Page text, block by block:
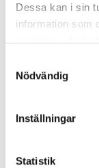
Dessa kan i sin
information som
Nödvändig
Inställningar
Statistik